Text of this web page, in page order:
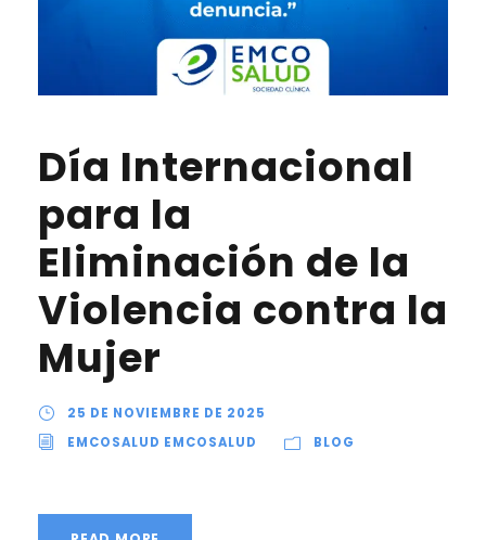
Día Internacional
para la
Eliminación de la
Violencia contra la
Mujer
25 DE NOVIEMBRE DE 2025
EMCOSALUD EMCOSALUD
BLOG